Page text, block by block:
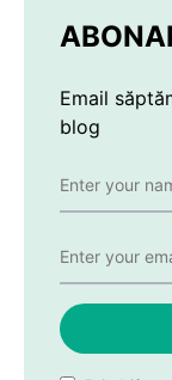
Email
blog